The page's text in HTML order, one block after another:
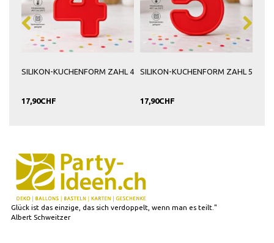
SILIKON-KUCHENFORM ZAHL 4
17,90CHF
SILIKON-KUCHENFORM ZAHL 5
17,90CHF
Glück ist das einzige, das sich verdoppelt, wenn man es teilt."
Albert Schweitzer